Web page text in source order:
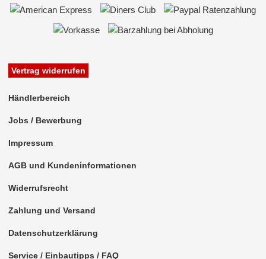
Vertrag widerrufen
Händlerbereich
Jobs / Bewerbung
Impressum
AGB und Kundeninformationen
Widerrufsrecht
Zahlung und Versand
Datenschutzerklärung
Service / Einbautipps / FAQ